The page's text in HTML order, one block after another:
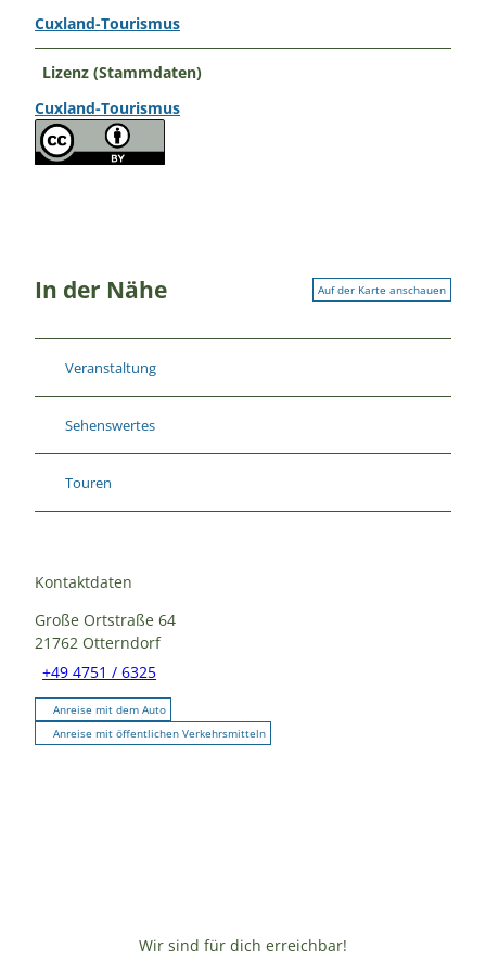
Cuxland-Tourismus
Lizenz (Stammdaten)
Cuxland-Tourismus
In der Nähe Auf der Karte anschauen
Veranstaltung
Sehenswertes
Touren
Kontaktdaten
Große Ortstraße 64
21762 Otterndorf
+49 4751 / 6325
Anreise mit dem Auto
Anreise mit öffentlichen Verkehrsmitteln
Wir sind für dich erreichbar!